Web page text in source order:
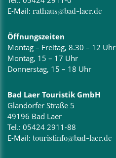
E-Mail: rathaus@bad-laer.de
Öffnungszeiten
Montag – Freitag, 8.30 – 12 Uhr
Montag, 15 – 17 Uhr
Donnerstag, 15 – 18 Uhr
Bad Laer Touristik GmbH
Glandorfer Straße 5
49196 Bad Laer
Tel.: 05424 2911-88
E-Mail: touristinfo@bad-laer.de